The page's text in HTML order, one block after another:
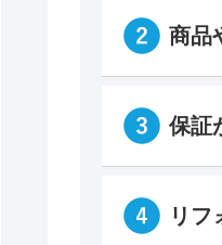
商品
保証
リフ